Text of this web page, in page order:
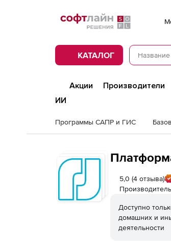
Softline
КАТАЛОГ
Акции Производители
ИИ
Программы САПР и ГИС
5,0 (4 отзыва)
Доступно
домашних и
деятельности